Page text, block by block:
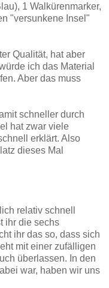
1 Walkürenmarker,
"versunkene Insel"
Qualität, hat aber
ich das Material
Aber das muss
schneller durch
hat zwar viele
erklärt. Also
dieses Mal
relativ schnell
ihr die sechs
ihr das so, dass sich
mit einer zufälligen
überlassen. In den
war, haben wir uns